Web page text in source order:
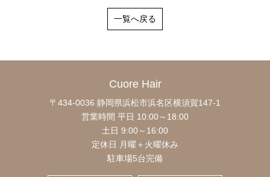
一覧へ戻る
Cuore Hair
〒434-0036 静岡県浜松市浜名区横須賀147-1
営業時間 平日 10:00～18:00
土日 9:00～16:00
定休日 月曜＋火曜休み
駐車場5台完備